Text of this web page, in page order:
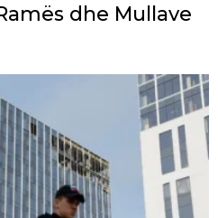
dhe Mullave